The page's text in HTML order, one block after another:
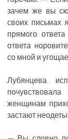
зачем же вы
своих письмах
прямого
ответа
со мной и
Лубянцева
женщинам
застают